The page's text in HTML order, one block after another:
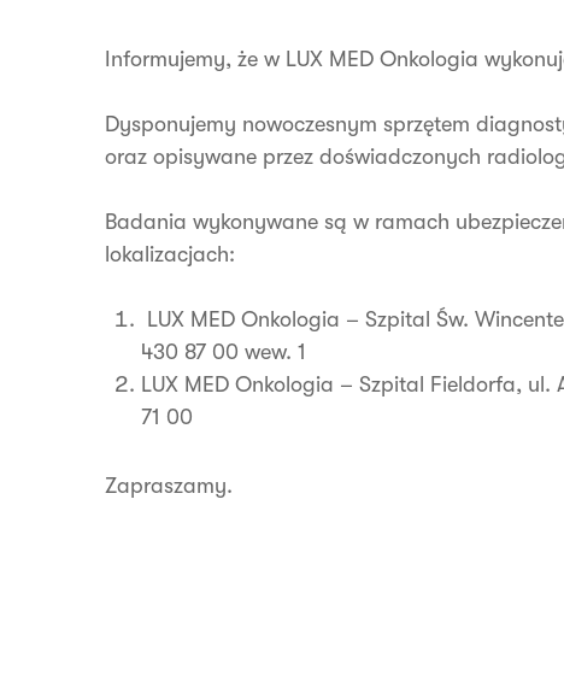
Informujemy, że w LUX MED Onkologia
Dysponujemy nowoczesnym sprzętem
oraz opisywane przez doświadczonych
Badania wykonywane są w ramach
lokalizacjach:
LUX MED Onkologia – Szpital Św.
430 87 00 wew. 1
LUX MED Onkologia – Szpital Fieldorfa,
71 00
Zapraszamy.